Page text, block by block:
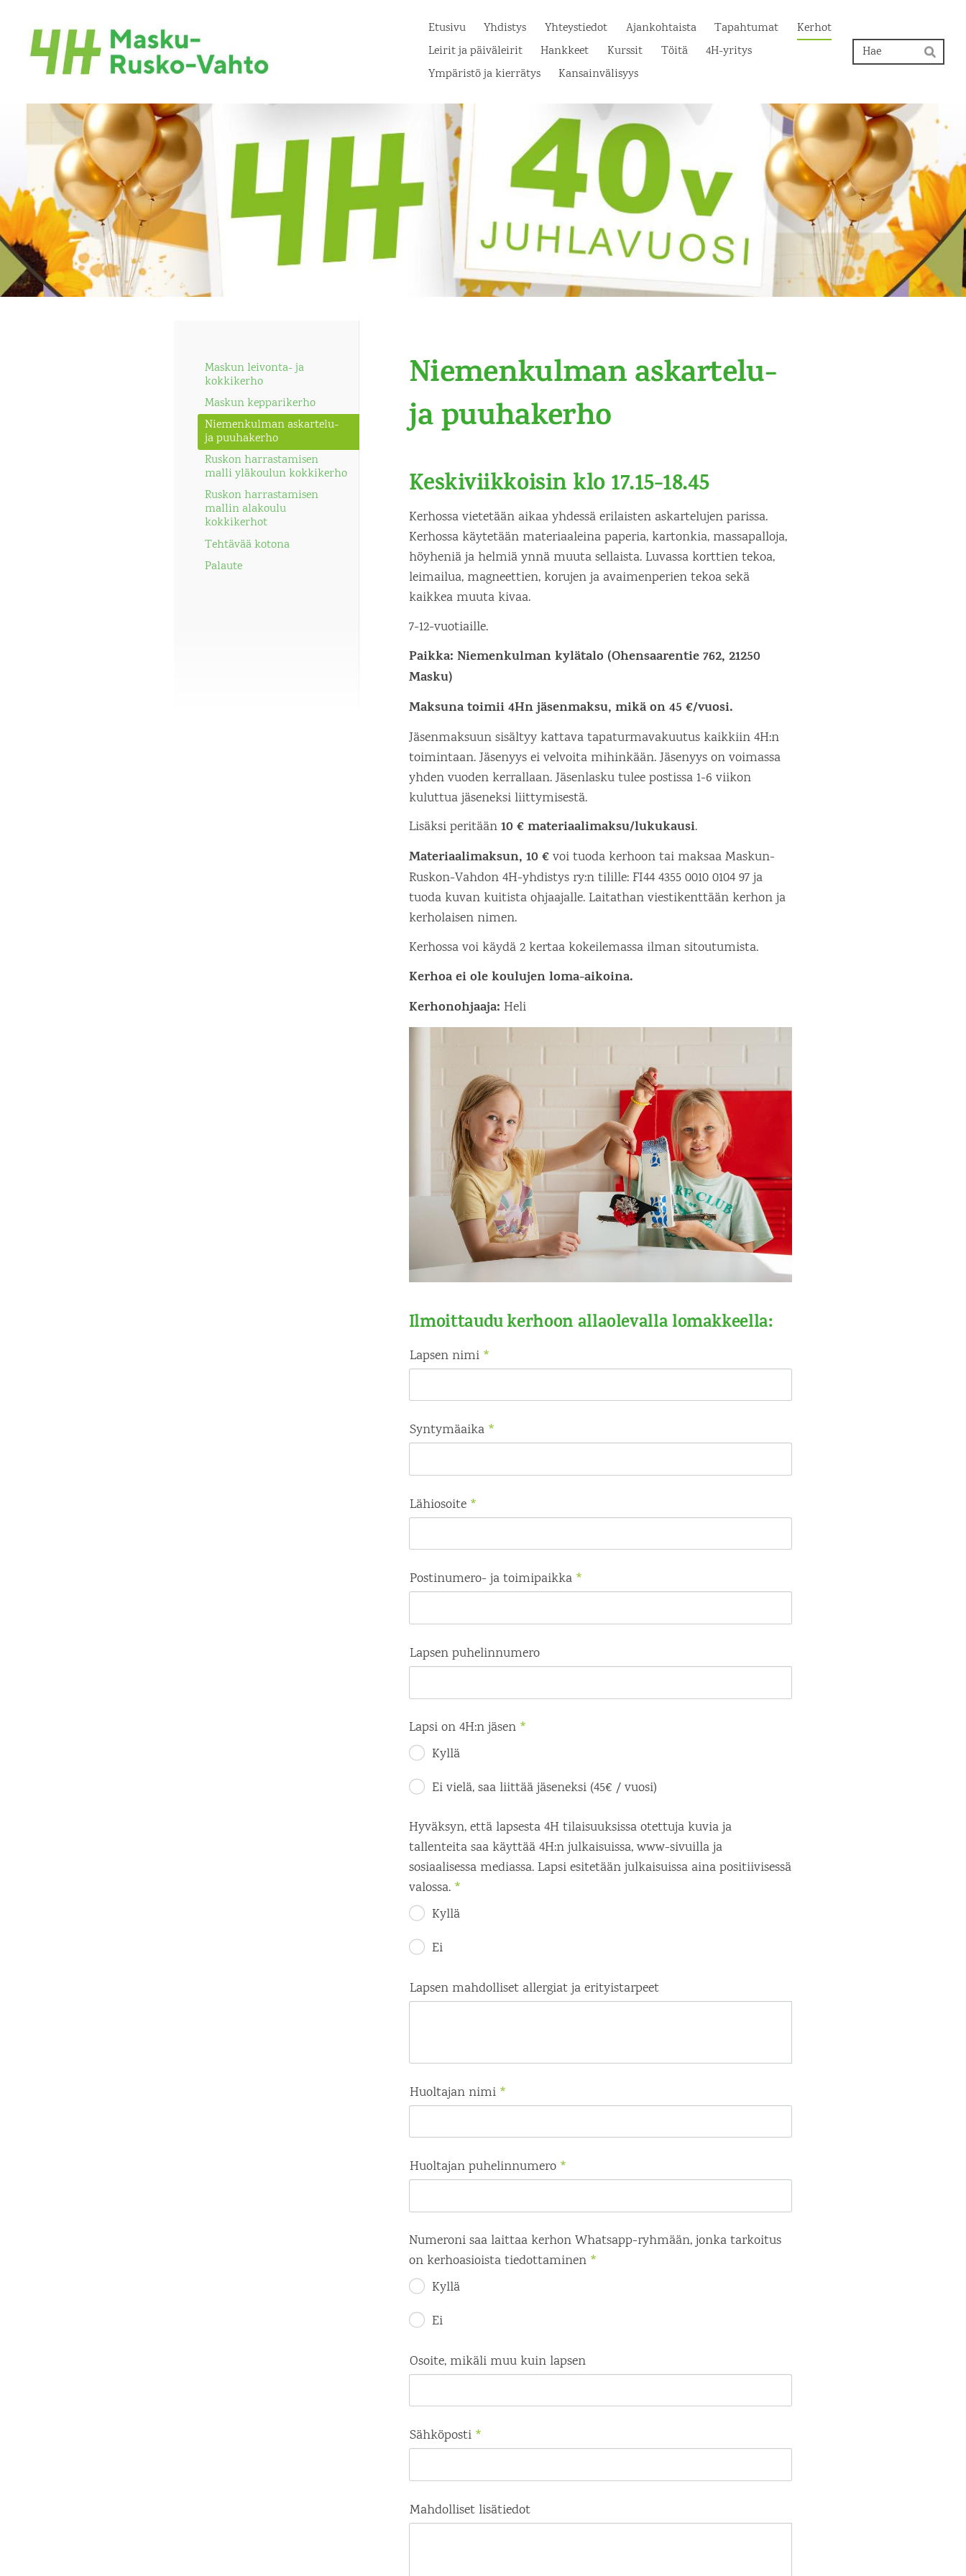
sivun
sisältöön
Maskun-Ruskon-Vahdon 4H-yhdistys
Etusivu Yhdistys Yhteystiedot Ajankohtaista Tapahtumat
Kerhot
Leirit ja päiväleirit
Hankkeet Kurssit Töitä
4H-yritys
Ympäristö ja kierrätys
Kansainvälisyys
Hae
Maskun leivonta- ja
kokkikerho
Maskun kepparikerho
Niemenkulman askartelu-
ja puuhakerho
Ruskon harrastamisen
malli yläkoulun kokkikerho
Ruskon harrastamisen
mallin alakoulu
kokkikerhot
Tehtävää kotona
Palaute
Niemenkulman askartelu-
ja puuhakerho
Keskiviikkoisin klo 17.15-18.45
Kerhossa vietetään aikaa yhdessä erilaisten askartelujen parissa.
Kerhossa käytetään materiaaleina paperia, kartonkia, massapalloja,
höyheniä ja helmiä ynnä muuta sellaista. Luvassa korttien tekoa,
leimailua, magneettien, korujen ja avaimenperien tekoa sekä
kaikkea muuta kivaa.
7-12-vuotiaille.
Paikka: Niemenkulman kylätalo (Ohensaarentie 762, 21250
Masku)
Maksuna toimii 4Hn jäsenmaksu, mikä on 45 €/vuosi.
Jäsenmaksuun sisältyy kattava tapaturmavakuutus kaikkiin 4H:n
toimintaan. Jäsenyys ei velvoita mihinkään. Jäsenyys on voimassa
yhden vuoden kerrallaan. Jäsenlasku tulee postissa 1-6 viikon
kuluttua jäseneksi liittymisestä.
Lisäksi peritään10 € materiaalimaksu/lukukausi.
Materiaalimaksun, 10 €voi tuoda kerhoon tai maksaa Maskun-
Ruskon-Vahdon 4H-yhdistys ry:n tilille: FI44 4355 0010 0104 97 ja
tuoda kuvan kuitista ohjaajalle. Laitathan viestikenttään kerhon ja
kerholaisen nimen.
Kerhossa voi käydä 2 kertaa kokeilemassa ilman sitoutumista.
Kerhoa ei ole koulujen loma-aikoina.
Kerhonohjaaja: Heli
Ilmoittaudu kerhoon allaolevalla lomakkeella:
Lapsen nimi*
Syntymäaika*
Lähiosoite*
Postinumero- ja toimipaikka*
Lapsen puhelinnumero
Lapsi on 4H:n jäsen*
Kyllä
Ei vielä, saa liittää jäseneksi (45€ / vuosi)
Hyväksyn, että lapsesta 4H tilaisuuksissa otettuja kuvia ja
tallenteita saa käyttää 4H:n julkaisuissa, www-sivuilla ja
sosiaalisessa mediassa. Lapsi esitetään julkaisuissa aina positiivisessä
valossa.*
Kyllä
Ei
Lapsen mahdolliset allergiat ja erityistarpeet
Huoltajan nimi*
Huoltajan puhelinnumero*
Numeroni saa laittaa kerhon Whatsapp-ryhmään, jonka tarkoitus
on kerhoasioista tiedottaminen*
Kyllä
Ei
Osoite, mikäli muu kuin lapsen
Sähköposti*
Mahdolliset lisätiedot